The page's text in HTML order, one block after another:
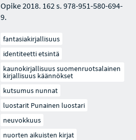
Opike 2018. 162 s. 978-951-580-694-
9.
fantasiakirjallisuus
identiteetti etsintä
kaunokirjallisuus suomenruotsalainen
kirjallisuus käännökset
kutsumus nunnat
luostarit Punainen luostari
neuvokkuus
nuorten aikuisten kirjat